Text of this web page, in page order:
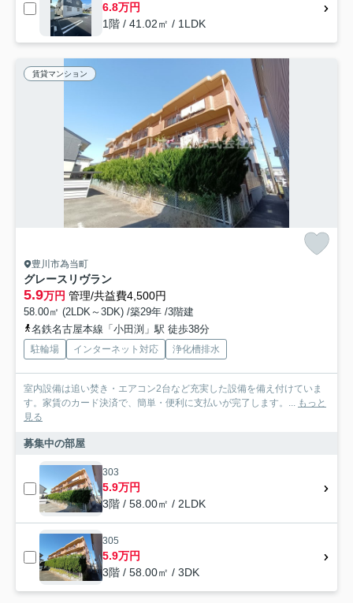
6.8万円
1階 / 41.02㎡ / 1LDK
賃貸マンション
豊川市為当町
グレースリヴラン
5.9万円 管理/共益費4,500円
58.00㎡ (2LDK～3DK) /築29年 /3階建
名鉄名古屋本線「小田渕」駅 徒歩38分
駐輪場 インターネット対応 浄化槽排水
室内設備は追い焚き・エアコン2台など充実した設備を備え付けていま
す。家賃のカード決済で、簡単・便利に支払いが完了します。... もっと
見る
募集中の部屋
303
5.9万円
3階 / 58.00㎡ / 2LDK
305
5.9万円
3階 / 58.00㎡ / 3DK